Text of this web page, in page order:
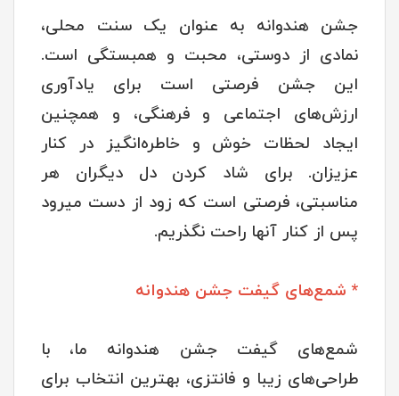
جشن هندوانه به عنوان یک سنت محلی،
نمادی از دوستی، محبت و همبستگی است.
این جشن فرصتی است برای یادآوری
ارزش‌های اجتماعی و فرهنگی، و همچنین
ایجاد لحظات خوش و خاطره‌انگیز در کنار
عزیزان. برای شاد کردن دل دیگران هر
مناسبتی، فرصتی است که زود از دست میرود
پس از کنار آنها راحت نگذریم.
* شمع‌های گیفت جشن هندوانه
شمع‌های گیفت جشن هندوانه ما، با
طراحی‌های زیبا و فانتزی، بهترین انتخاب برای